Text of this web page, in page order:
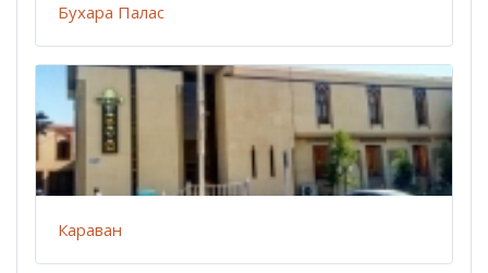
Бухара Палас
Караван